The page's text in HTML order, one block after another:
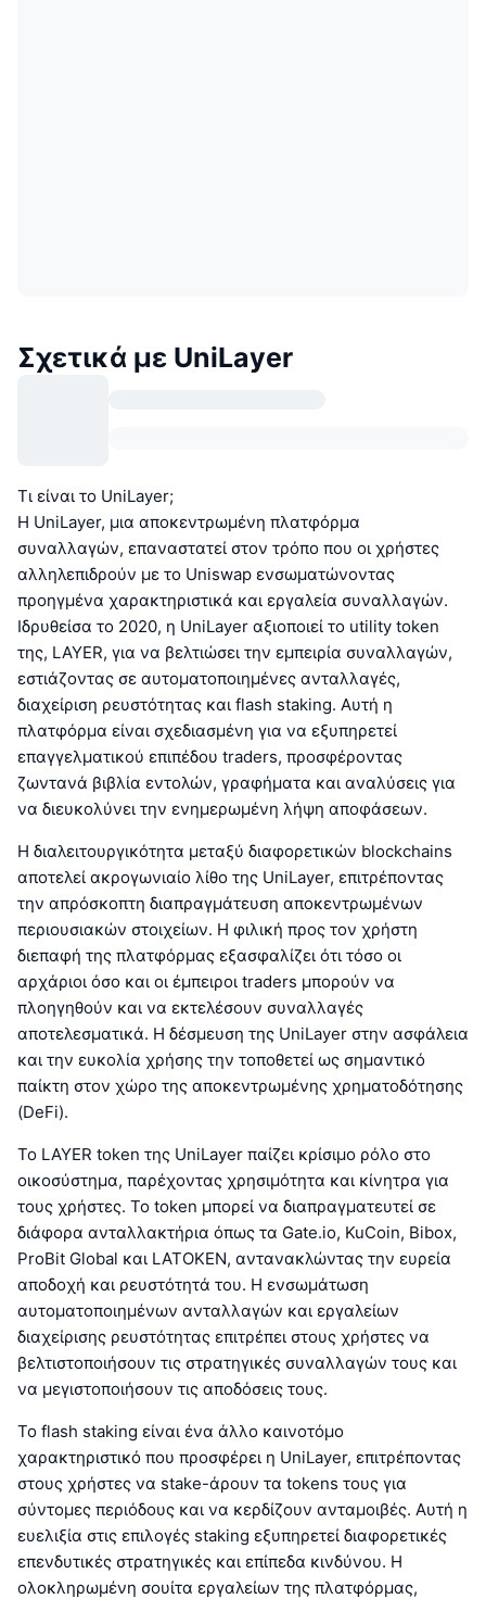
Σχετικά με UniLayer
Τι είναι το UniLayer;
Η UniLayer, μια αποκεντρωμένη πλατφόρμα
συναλλαγών, επαναστατεί στον τρόπο που οι χρήστες
αλληλεπιδρούν με το Uniswap ενσωματώνοντας
προηγμένα χαρακτηριστικά και εργαλεία συναλλαγών.
Ιδρυθείσα το 2020, η UniLayer αξιοποιεί το utility token
της, LAYER, για να βελτιώσει την εμπειρία συναλλαγών,
εστιάζοντας σε αυτοματοποιημένες ανταλλαγές,
διαχείριση ρευστότητας και flash staking. Αυτή η
πλατφόρμα είναι σχεδιασμένη για να εξυπηρετεί
επαγγελματικού επιπέδου traders, προσφέροντας
ζωντανά βιβλία εντολών, γραφήματα και αναλύσεις για
να διευκολύνει την ενημερωμένη λήψη αποφάσεων.
Η διαλειτουργικότητα μεταξύ διαφορετικών blockchains
αποτελεί ακρογωνιαίο λίθο της UniLayer, επιτρέποντας
την απρόσκοπτη διαπραγμάτευση αποκεντρωμένων
περιουσιακών στοιχείων. Η φιλική προς τον χρήστη
διεπαφή της πλατφόρμας εξασφαλίζει ότι τόσο οι
αρχάριοι όσο και οι έμπειροι traders μπορούν να
πλοηγηθούν και να εκτελέσουν συναλλαγές
αποτελεσματικά. Η δέσμευση της UniLayer στην ασφάλεια
και την ευκολία χρήσης την τοποθετεί ως σημαντικό
παίκτη στον χώρο της αποκεντρωμένης χρηματοδότησης
(DeFi).
Το LAYER token της UniLayer παίζει κρίσιμο ρόλο στο
οικοσύστημα, παρέχοντας χρησιμότητα και κίνητρα για
τους χρήστες. Το token μπορεί να διαπραγματευτεί σε
διάφορα ανταλλακτήρια όπως τα Gate.io, KuCoin, Bibox,
ProBit Global και LATOKEN, αντανακλώντας την ευρεία
αποδοχή και ρευστότητά του. Η ενσωμάτωση
αυτοματοποιημένων ανταλλαγών και εργαλείων
διαχείρισης ρευστότητας επιτρέπει στους χρήστες να
βελτιστοποιήσουν τις στρατηγικές συναλλαγών τους και
να μεγιστοποιήσουν τις αποδόσεις τους.
Το flash staking είναι ένα άλλο καινοτόμο
χαρακτηριστικό που προσφέρει η UniLayer, επιτρέποντας
στους χρήστες να stake-άρουν τα tokens τους για
σύντομες περιόδους και να κερδίζουν ανταμοιβές. Αυτή η
ευελιξία στις επιλογές staking εξυπηρετεί διαφορετικές
επενδυτικές στρατηγικές και επίπεδα κινδύνου. Η
ολοκληρωμένη σουίτα εργαλείων της πλατφόρμας,